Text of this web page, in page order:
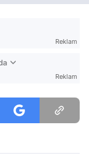
Reklam
Reklam